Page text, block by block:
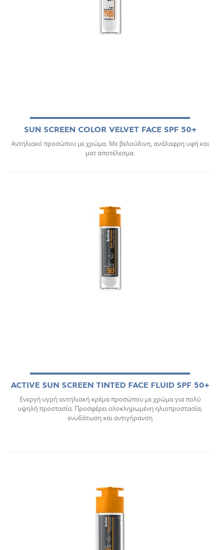
SUN SCREEN COLOR VELVET FACE SPF 50+
Αντηλιακό προσώπου με χρώμα. Με βελούδινη, ανάλαφρη υφή και
ματ αποτέλεσμα.
ACTIVE SUN SCREEN TINTED FACE FLUID SPF 50+
Ενεργή υγρή αντηλιακή κρέμα προσώπου με χρώμα για πολύ
υψηλή προστασία. Προσφέρει ολοκληρωμένη ηλιοπροστασία,
ενυδάτωση και αντιγήρανση